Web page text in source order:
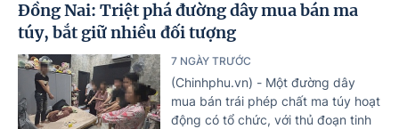
Đồng Nai: Triệt phá đường dây mua bán ma
túy, bắt giữ nhiều đối tượng
7 NGÀY TRƯỚC
(Chinhphu.vn) - Một đường dây
mua bán trái phép chất ma túy hoạt
động có tổ chức, với thủ đoạn tinh